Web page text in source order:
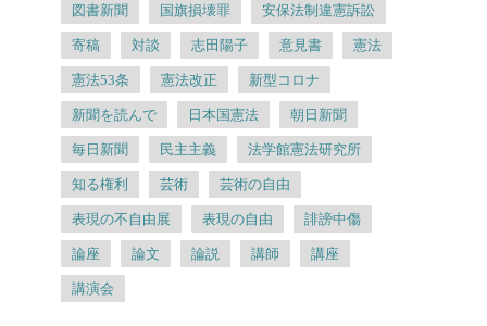
図書新聞 国旗損壊罪 安保法制違憲訴訟
寄稿 対談 志田陽子 意見書 憲法
憲法53条 憲法改正 新型コロナ
新聞を読んで 日本国憲法 朝日新聞
毎日新聞 民主主義 法学館憲法研究所
知る権利 芸術 芸術の自由
表現の不自由展 表現の自由 誹謗中傷
論座 論文 論説 講師 講座
講演会